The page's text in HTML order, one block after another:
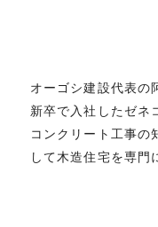
オーゴシ建設代表の
新卒で入社したゼネ
コンクリート工事の
して木造住宅を専門